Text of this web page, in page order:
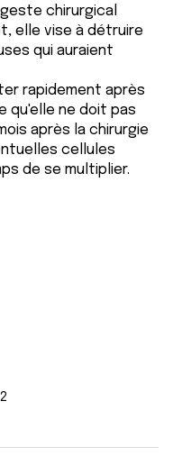
chirurgical
elle vise à détruire
qui auraient
rapidement après
qu'elle ne doit pas
après la chirurgie
cellules
de se multiplier.